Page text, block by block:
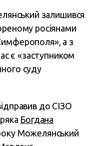
залишився
росіянами
а з
є «заступником
суду
до СІЗО
Богдана
Можелянський